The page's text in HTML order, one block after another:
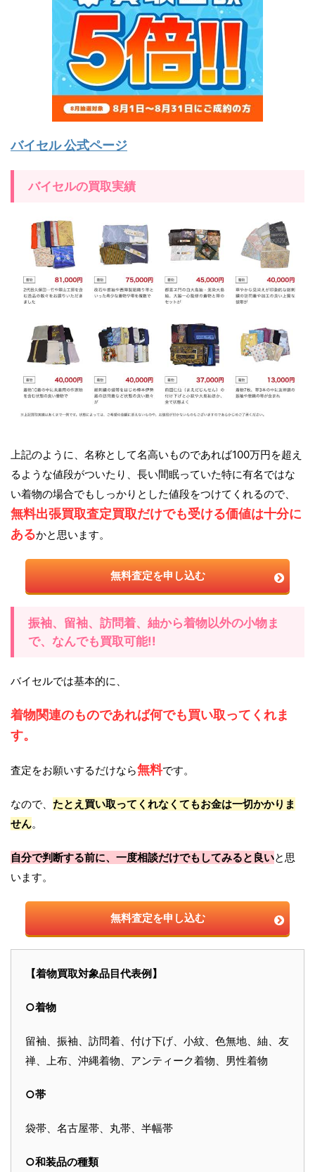
バイセル 公式ページ
バイセルの買取実績
上記のように、名称として名高いものであれば100万円を超え
るような値段がついたり、長い間眠っていた特に有名ではな
い着物の場合でもしっかりとした値段をつけてくれるので、
無料出張買取査定買取だけでも受ける価値は十分に
あるかと思います。
無料査定を申し込む
振袖、留袖、訪問着、紬から着物以外の小物ま
で、なんでも買取可能!!
バイセルでは基本的に、
着物関連のものであれば何でも買い取ってくれま
す。
査定をお願いするだけなら無料です。
なので、 たとえ買い取ってくれなくてもお金は一切かかりま
せん。
自分で判断する前に、一度相談だけでもしてみると良いと思
います。
無料査定を申し込む
【着物買取対象品目代表例】
○着物
留袖、振袖、訪問着、付け下げ、小紋、色無地、紬、友
禅、上布、沖縄着物、アンティーク着物、男性着物
○帯
袋帯、名古屋帯、丸帯、半幅帯
○和装品の種類